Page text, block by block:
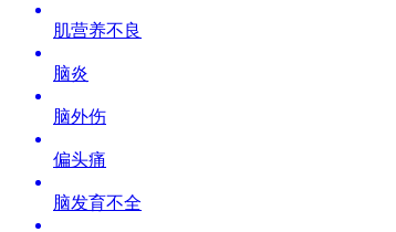
肌营养不良
脑炎
脑外伤
偏头痛
脑发育不全